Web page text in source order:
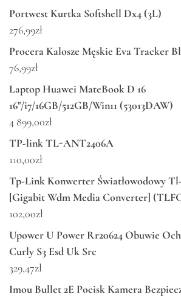
Portwest Kurtka Softshell Dx4 (3L)
276,99zł
Procera Kalosze Męskie Eva Tracker
76,99zł
Laptop Huawei MateBook D 16
16"/i7/16GB/512GB/Win11 (53013DAW)
4 899,00zł
TP-link TL-ANT2406A
110,00zł
Tp-Link Konwerter Światłowodowy Tl-
[Gigabit Wdm Media Converter]
102,00zł
Upower U Power Rr20624 Obuwie
Curly S3 Esd Uk Src
329,47zł
Imou Bullet 2E Pocisk Kamera